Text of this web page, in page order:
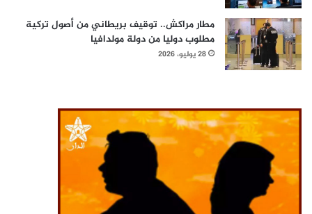
مطار مراكش.. توقيف بريطاني من أصول تركية
مطلوب دوليا من دولة مولدافيا
28 يوليو، 2026